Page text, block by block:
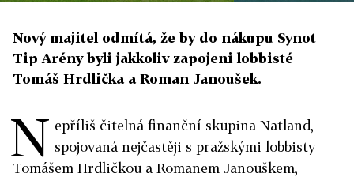
Nový majitel odmítá, že by do nákupu Synot
Tip Arény byli jakkoliv zapojeni lobbisté
Tomáš Hrdlička a Roman Janoušek.
N epříliš čitelná finanční skupina Natland,
spojovaná nejčastěji s pražskými lobbisty
Tomášem Hrdličkou a Romanem Janouškem,